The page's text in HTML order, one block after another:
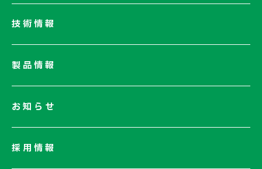
ネットワーク
技術情報
製品情報
お知らせ
採用情報